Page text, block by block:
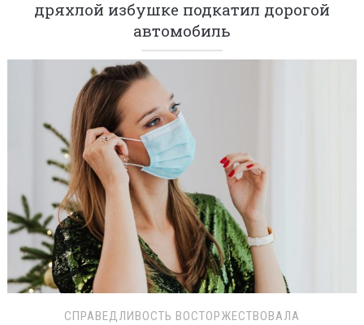
дряхлой избушке подкатил дорогой
автомобиль
СПРАВЕДЛИВОСТЬ ВОСТОРЖЕСТВОВАЛА